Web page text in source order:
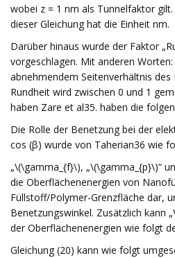
wobei z = 1 nm als Tunnelfaktor
dieser Gleichung hat die Einheit nm.
Darüber hinaus wurde der Faktor
vorgeschlagen. Mit anderen
abnehmendem Seitenverhältnis
Rundheit wird zwischen 0 und 1
haben Zare et al35. haben die
Die Rolle der Benetzung bei der
cos (β) wurde von Taherian36 wie
„\(\gamma_{f}\), „\(\gamma_{p}\)“
die Oberflächenenergien von
Füllstoff/Polymer-Grenzfläche dar,
Benetzungswinkel. Zusätzlich kann
der Oberflächenenergien wie folgt
Gleichung (20) kann wie folgt